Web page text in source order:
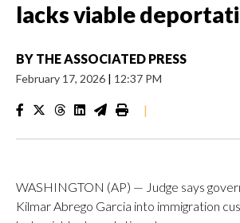
lacks viable
BY THE ASSOCIATED PRESS
February 17, 2026 | 12:37 PM
|
WASHINGTON (AP) — Judge says
Kilmar Abrego Garcia into immigration